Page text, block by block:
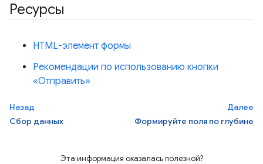
Ресурсы
HTML-элемент формы
Рекомендации по использованию кнопки
«Отправить»
Назад
Сбор данных
Далее
Формируйте поля по глубине
Эта информация оказалась полезной?